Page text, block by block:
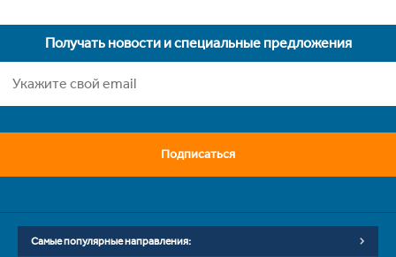
Получать новости и специальные предложения
Подписаться
Самые популярные направления: